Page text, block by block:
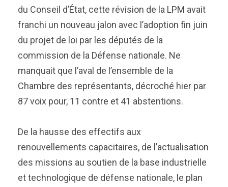
du Conseil d’État, cette révision de la LPM avait
franchi un nouveau jalon avec l’adoption fin juin
du projet de loi par les députés de la
commission de la Défense nationale. Ne
manquait que l’aval de l’ensemble de la
Chambre des représentants, décroché hier par
87 voix pour, 11 contre et 41 abstentions.
De la hausse des effectifs aux
renouvellements capacitaires, de l’actualisation
des missions au soutien de la base industrielle
et technologique de défense nationale, le plan